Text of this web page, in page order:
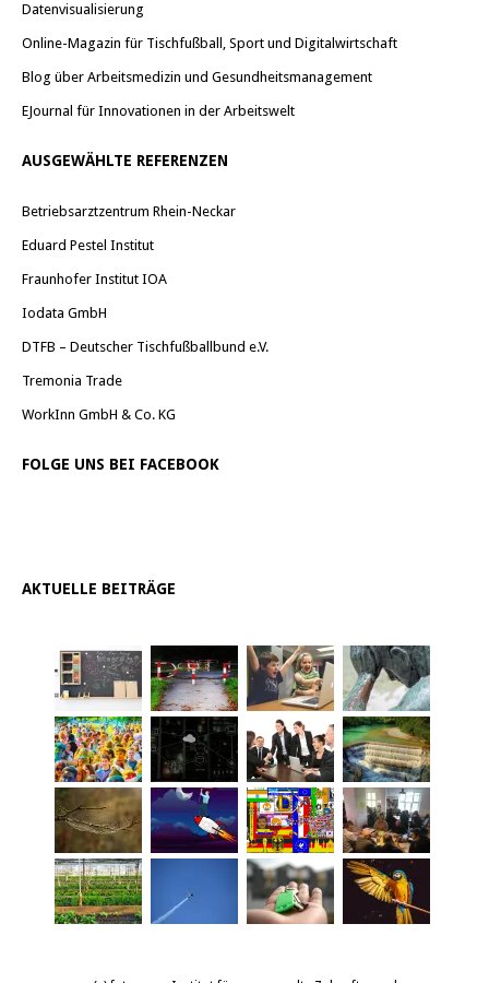
Datenvisualisierung
Online-Magazin für Tischfußball, Sport und Digitalwirtschaft
Blog über Arbeitsmedizin und Gesundheitsmanagement
EJournal für Innovationen in der Arbeitswelt
AUSGEWÄHLTE REFERENZEN
Betriebsarztzentrum Rhein-Neckar
Eduard Pestel Institut
Fraunhofer Institut IOA
Iodata GmbH
DTFB – Deutscher Tischfußballbund e.V.
Tremonia Trade
WorkInn GmbH & Co. KG
FOLGE UNS BEI FACEBOOK
AKTUELLE BEITRÄGE